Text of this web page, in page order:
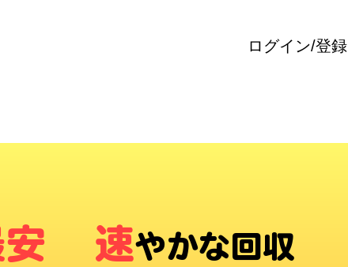
ログイン/登録
速やかな回収